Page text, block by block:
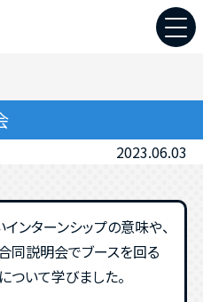
2023.06.03
ンターンシップの意味や、
同説明会でブースを回る
いて学びました。